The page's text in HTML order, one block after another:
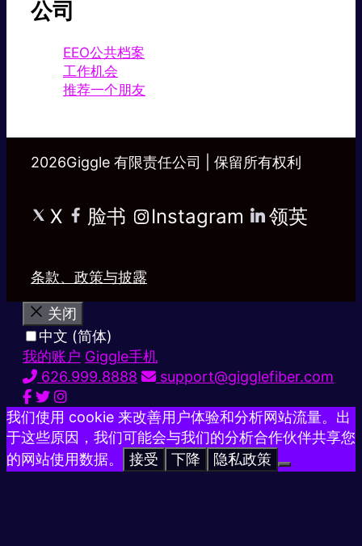
公司
EEO公共档案
工作机会
推荐一个朋友
2026Giggle 有限责任公司 | 保留所有权利
X 脸书 Instagram 领英
条款、政策与披露
关闭
中文 (简体)
我的账户 Giggle手机
626.999.8888
support@gigglefiber.com
我们使用 cookie 来改善用户体验和分析网站流量。出
于这些原因，我们可能会与我们的分析合作伙伴共享您
的网站使用数据。
接受 下降 隐私政策